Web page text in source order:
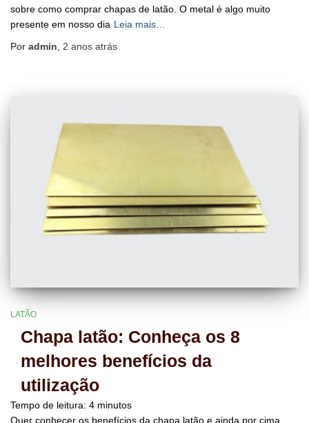
sobre como comprar chapas de latão. O metal é algo muito
presente em nosso dia Leia mais…
Por admin 2 anos atrás
LATÃO
Chapa latão: Conheça os 8
melhores benefícios da
utilização
Tempo de leitura: 4 minutos
Quer conhecer os benefícios da chapa latão e ainda por cima,